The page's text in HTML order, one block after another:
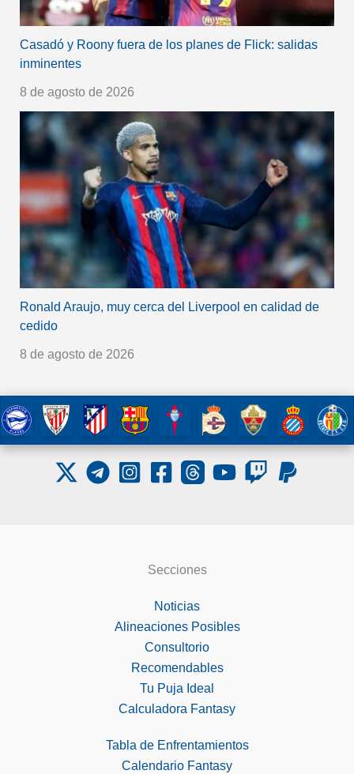
Casadó y Roony fuera de los planes de Flick: salidas
inminentes
8 de agosto de 2026
Ronald Araujo, muy cerca del Liverpool en calidad de
cedido
8 de agosto de 2026
Secciones
Noticias
Alineaciones Posibles
Consultorio
Recomendables
Tu Puja Ideal
Calculadora Fantasy
Tabla de Enfrentamientos
Calendario Fantasy